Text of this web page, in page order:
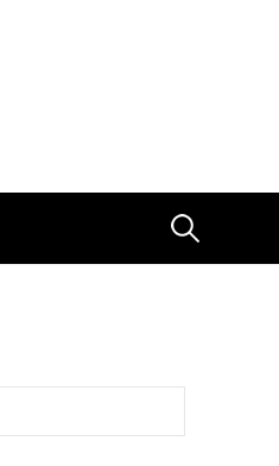
Arama: